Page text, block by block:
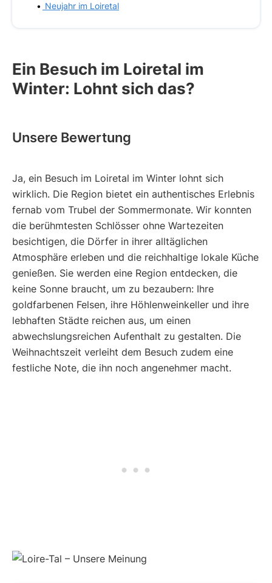
Neujahr im Loiretal
Ein Besuch im Loiretal im
Winter: Lohnt sich das?
Unsere Bewertung
Ja, ein Besuch im Loiretal im Winter lohnt sich
wirklich. Die Region bietet ein authentisches Erlebnis
fernab vom Trubel der Sommermonate. Wir konnten
die berühmtesten Schlösser ohne Wartezeiten
besichtigen, die Dörfer in ihrer alltäglichen
Atmosphäre erleben und die reichhaltige lokale Küche
genießen. Sie werden eine Region entdecken, die
keine Sonne braucht, um zu bezaubern: Ihre
goldfarbenen Felsen, ihre Höhlenweinkeller und ihre
lebhaften Städte reichen aus, um einen
abwechslungsreichen Aufenthalt zu gestalten. Die
Weihnachtszeit verleiht dem Besuch zudem eine
festliche Note, die ihn noch angenehmer macht.